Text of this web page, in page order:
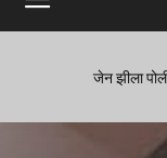
जेन झीला